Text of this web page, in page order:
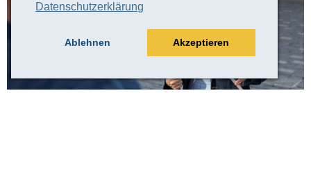
Datenschutzerklärung
Ablehnen Akzeptieren